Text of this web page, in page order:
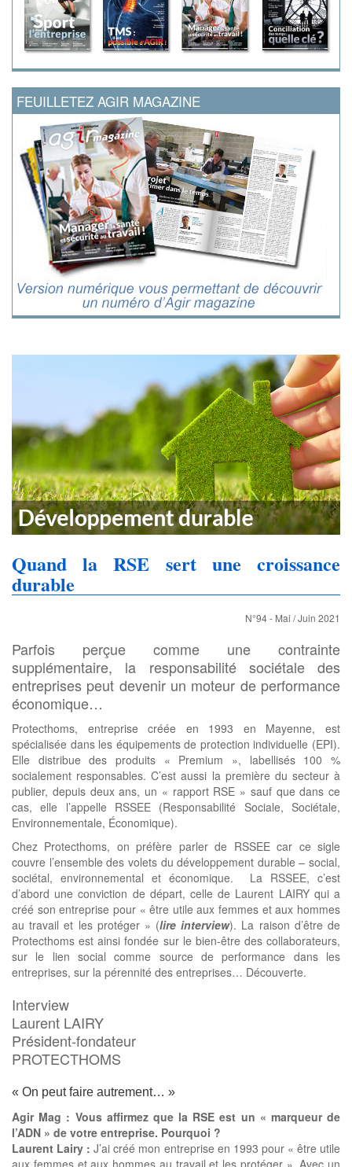
FEUILLETEZ AGIR MAGAZINE
Quand la RSE sert une croissance
durable
N°94 - Mai / Juin 2021
Parfois perçue comme une contrainte
supplémentaire, la responsabilité sociétale des
entreprises peut devenir un moteur de performance
économique…
Protecthoms, entreprise créée en 1993 en Mayenne, est
spécialisée dans les équipements de protection individuelle (EPI).
Elle distribue des produits « Premium », labellisés 100 %
socialement responsables. C’est aussi la première du secteur à
publier, depuis deux ans, un « rapport RSE » sauf que dans ce
cas, elle l’appelle RSSEE (Responsabilité Sociale, Sociétale,
Environnementale, Économique).
Chez Protecthoms, on préfère parler de RSSEE car ce sigle
couvre l’ensemble des volets du développement durable – social,
sociétal, environnemental et économique. La RSSEE, c’est
d’abord une conviction de départ, celle de Laurent LAIRY qui a
créé son entreprise pour « être utile aux femmes et aux hommes
au travail et les protéger » (lire interview). La raison d’être de
Protecthoms est ainsi fondée sur le bien-être des collaborateurs,
sur le lien social comme source de performance dans les
entreprises, sur la pérennité des entreprises… Découverte.
Interview
Laurent LAIRY
Président-fondateur
PROTECTHOMS
« On peut faire autrement… »
Agir Mag : Vous affirmez que la RSE est un « marqueur de
l’ADN » de votre entreprise. Pourquoi ?
Laurent Lairy : J’ai créé mon entreprise en 1993 pour « être utile